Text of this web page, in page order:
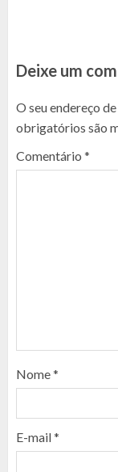
Deixe um
O seu endereço
obrigatórios são
Comentário *
Nome*
E-mail*